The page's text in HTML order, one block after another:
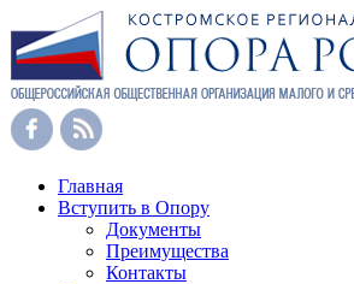
Главная
Вступить в Опору
Документы
Преимущества
Контакты